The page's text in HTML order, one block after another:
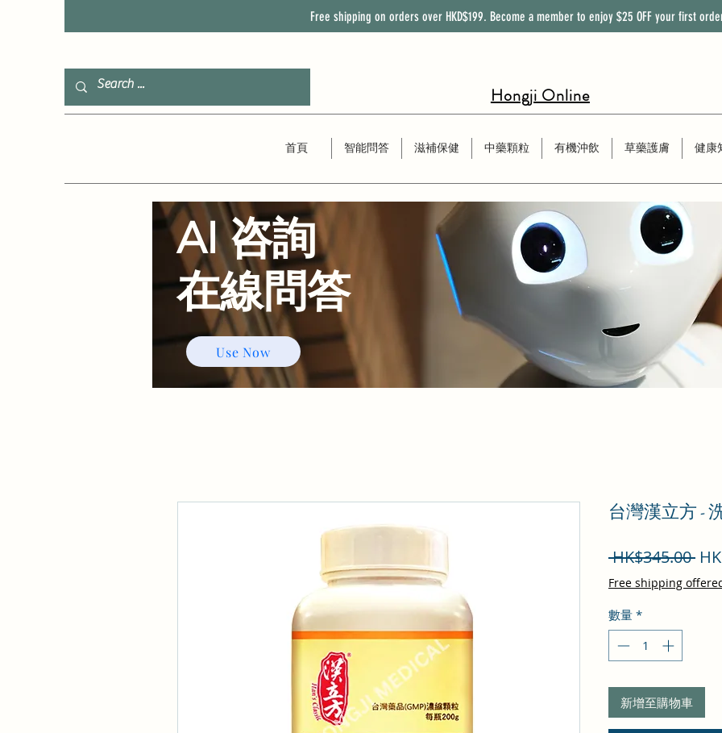
Free shipping on orders over HKD$199. Become a member to enjoy $25 OFF your first
Hongji Online
首頁 智能問答 滋補保健 中藥顆粒 有機沖飲 草藥護膚 健康
台灣漢立方 -
HK$345.00 一
般
Free shipping
數量 *
新增至購物車
Use Now
AI 咨詢
​在線問答